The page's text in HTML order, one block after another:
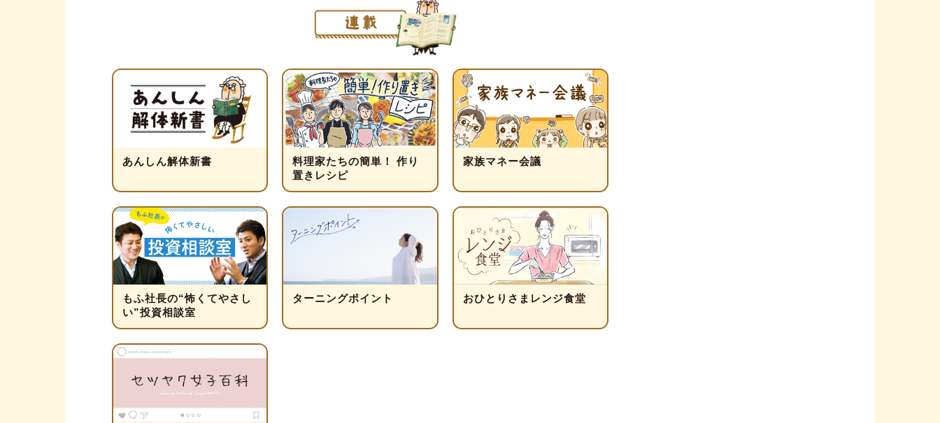
あんしん解体新書
料理家たちの簡単！ 作り
置きレシピ
家族マネー会議
もふ社長の“怖くてやさし
い”投資相談室
ターニングポイント おひとりさまレンジ食堂